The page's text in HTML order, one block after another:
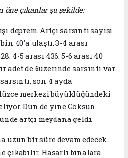
öne çıkanlar şu şekilde:
deprem. Artçı sarsıntı sayısı
40'a ulaştı. 3-4 arası
4-5 arası 436, 5-6 arası 40
adet de 6üzerinde sarsıntı var.
son 4 ayda
merkezi büyüklüğündeki
Dün de yine Göksun
artçı meydana geldi.
uzun bir süre devam edecek.
çıkabilir. Hasarlı binalara